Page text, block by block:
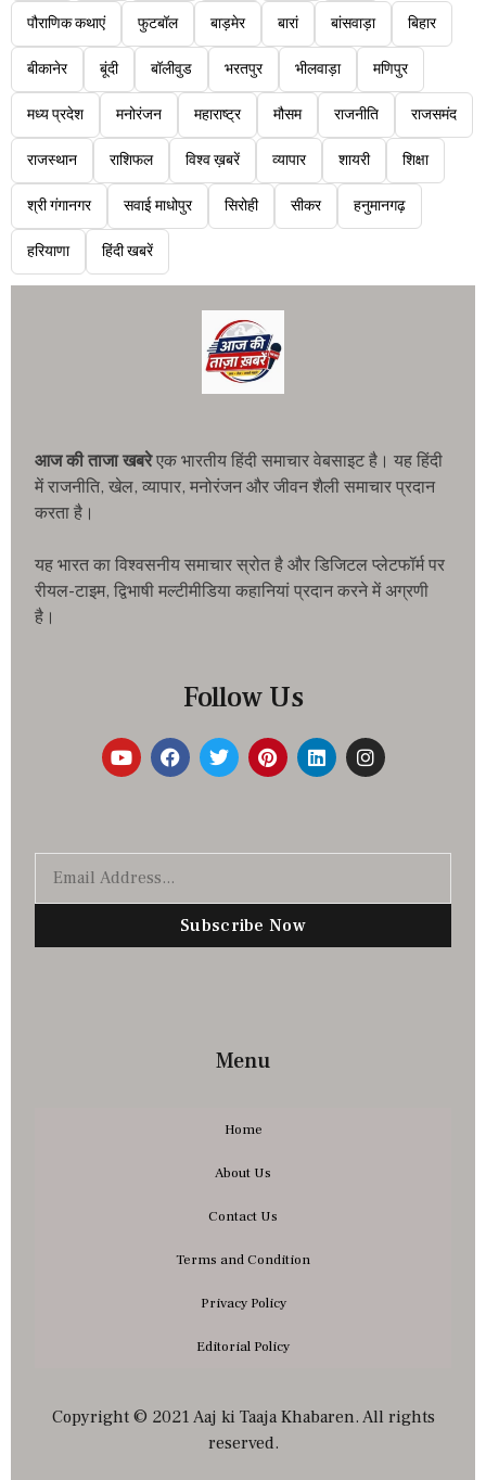
पौराणिक कथाएं फुटबॉल बाड़मेर बारां बांसवाड़ा बिहार
बीकानेर बूंदी बॉलीवुड भरतपुर भीलवाड़ा मणिपुर
मध्य प्रदेश मनोरंजन महाराष्ट्र मौसम राजनीति राजसमंद
राजस्थान राशिफल विश्व ख़बरें व्यापार शायरी शिक्षा
श्री गंगानगर सवाई माधोपुर सिरोही सीकर हनुमानगढ़
हरियाणा हिंदी खबरें
आज की ताजा खबरेएक भारतीय हिंदी समाचार वेबसाइट है। यह हिंदी
में राजनीति, खेल, व्यापार, मनोरंजन और जीवन शैली समाचार प्रदान
करता है।
यह भारत का विश्वसनीय समाचार स्रोत है और डिजिटल प्लेटफॉर्म पर
रीयल-टाइम, द्विभाषी मल्टीमीडिया कहानियां प्रदान करने में अग्रणी
है।
Follow Us
Subscribe Now
Menu
Home
About Us
Contact Us
Terms and Condition
Privacy Policy
Editorial Policy
Copyright © 2021 Aaj ki Taaja Khabaren. All rights
reserved.